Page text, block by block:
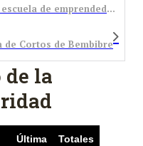
Dos bembibrenses al frente de la escuela de emprendedores en León
de Cortos de Bembibre
de la
Última Totales